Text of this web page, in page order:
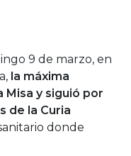
9 de marzo, en
la máxima
Misa y siguió por
de la Curia
donde